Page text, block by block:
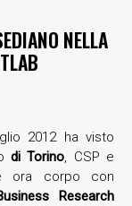
NELLA
2012 ha visto
di Torino, CSP e
ora corpo con
Research